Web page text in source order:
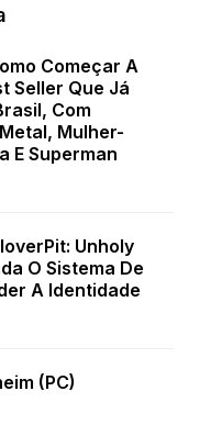
Começar A
Seller Que Já
Com
Mulher-
E Superman
Unholy
O Sistema De
A Identidade
(PC)